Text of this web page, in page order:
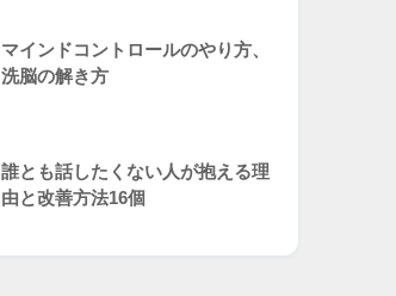
マインドコントロールのやり方、
洗脳の解き方
誰とも話したくない人が抱える理
由と改善方法16個